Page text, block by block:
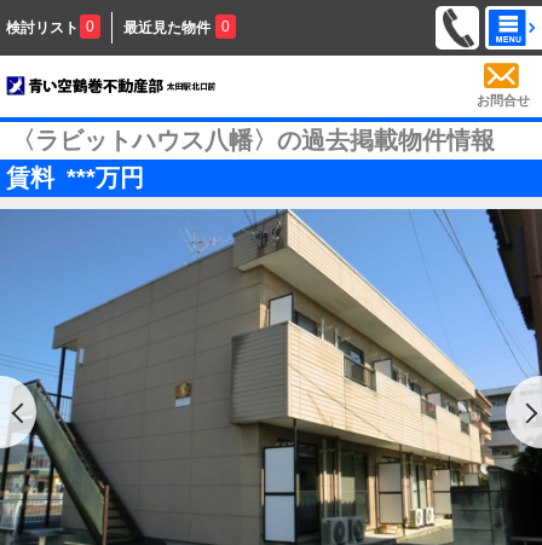
検討リスト 0 最近見た物件 0
お問合せ
〈ラビットハウス八幡〉の過去掲載物件情報
賃料 ***万円